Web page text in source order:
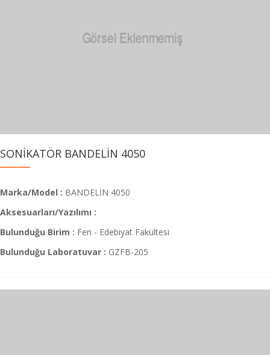
SONİKATÖR BANDELİN 4050
Marka/Model : BANDELİN 4050
Aksesuarları/Yazılımı :
Bulunduğu Birim : Fen - Edebiyat Fakültesi
Bulunduğu Laboratuvar : GZFB-205